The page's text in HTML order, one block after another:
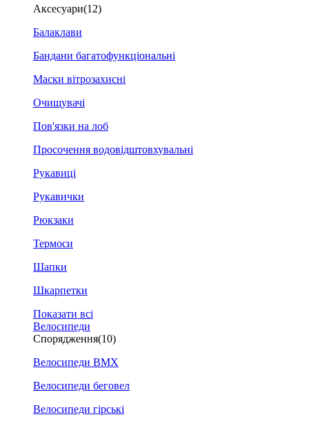
Аксесуари(12)
Балаклави
Бандани багатофункціональні
Маски вітрозахисні
Очищувачі
Пов'язки на лоб
Просочення водовідштовхувальні
Рукавиці
Рукавички
Рюкзаки
Термоси
Шапки
Шкарпетки
Показати всі
Велосипеди
Спорядження(10)
Велосипеди BMX
Велосипеди беговел
Велосипеди гірські